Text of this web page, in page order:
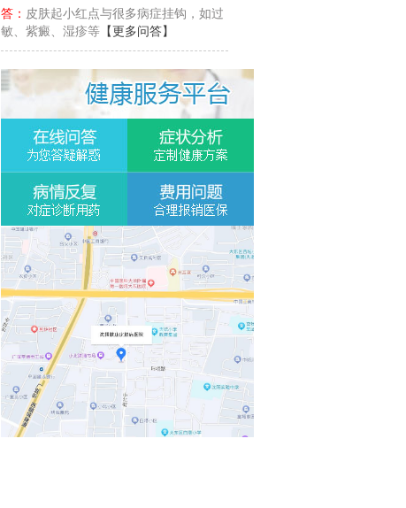
答： 皮肤起小红点与很多病症挂钩，如过
敏、紫癜、湿疹等 【更多问答】